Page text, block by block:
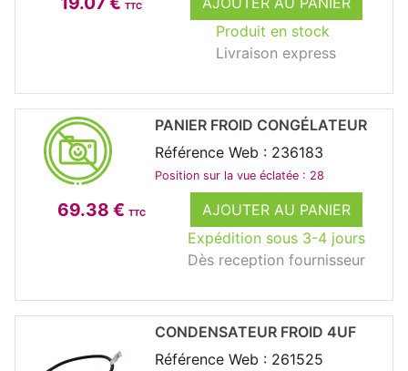
TTC
Produit en stock
Livraison express
69.38 € TTC
AJOUTER AU PANIER
Expédition sous 3-4 jours
Dès reception fournisseur
PANIER FROID CONGÉLATEUR
Référence Web : 236183
Position sur la vue éclatée : 28
CONDENSATEUR FROID 4UF
Référence Web : 261525